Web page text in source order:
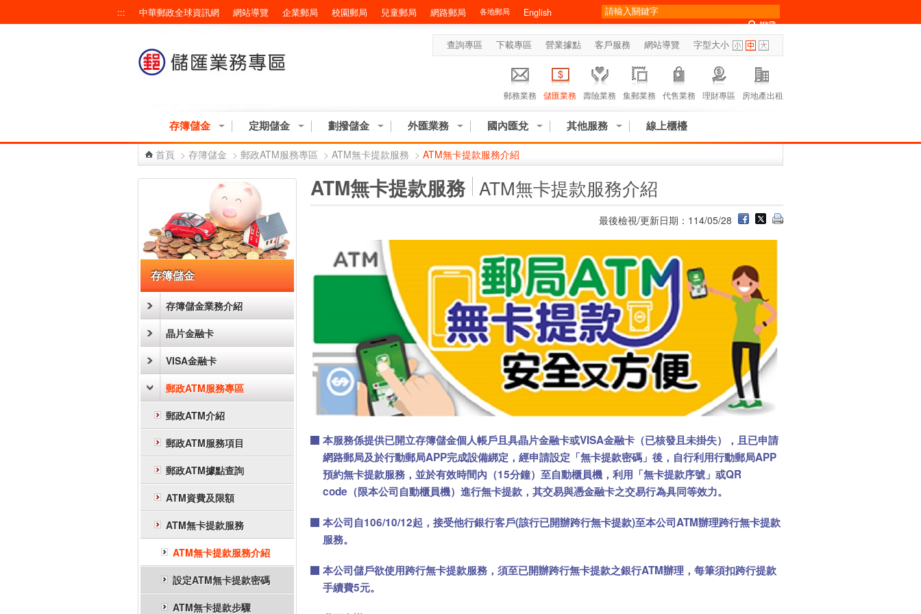
::: 中華郵政全球資訊網 網站導覽 企業郵局 校園郵局 兒童郵局 網路郵局 各地郵局 English
查詢專區 下載專區 營業據點 客戶服務 網站導覽 字型大小
郵務業務 儲匯業務 壽險業務 集郵業務 代售業務 理財專區 房地產出租
存簿儲金 定期儲金 劃撥儲金 外匯業務 國內匯兌 其他服務 線上櫃檯
首頁 > 存簿儲金 > 郵政ATM服務專區 > ATM無卡提款服務 > ATM無卡提款服務介紹
存簿儲金
存簿儲金業務介紹
晶片金融卡
VISA金融卡
郵政ATM服務專區
郵政ATM介紹
郵政ATM服務項目
郵政ATM據點查詢
ATM資費及限額
ATM無卡提款服務
ATM無卡提款服務介紹
設定ATM無卡提款密碼
ATM無卡提款步驟
ATM無卡提款服務 ATM無卡提款服務介紹
最後檢視/更新日期：114/05/28
本服務係提供已開立存簿儲金個人帳戶且具晶片金融卡或VISA金融卡（已核發且未掛失），且已申請
網路郵局及於行動郵局APP完成設備綁定，經申請設定「無卡提款密碼」後，自行利用行動郵局APP
預約無卡提款服務，並於有效時間內（15分鐘）至自動櫃員機，利用「無卡提款序號」或QR
code（限本公司自動櫃員機）進行無卡提款，其交易與憑金融卡之交易行為具同等效力。
本公司自106/10/12起，接受他行銀行客戶(該行已開辦跨行無卡提款)至本公司ATM辦理跨行無卡提款
服務。
本公司儲戶欲使用跨行無卡提款服務，須至已開辦跨行無卡提款之銀行ATM辦理，每筆須扣跨行提款
手續費5元。